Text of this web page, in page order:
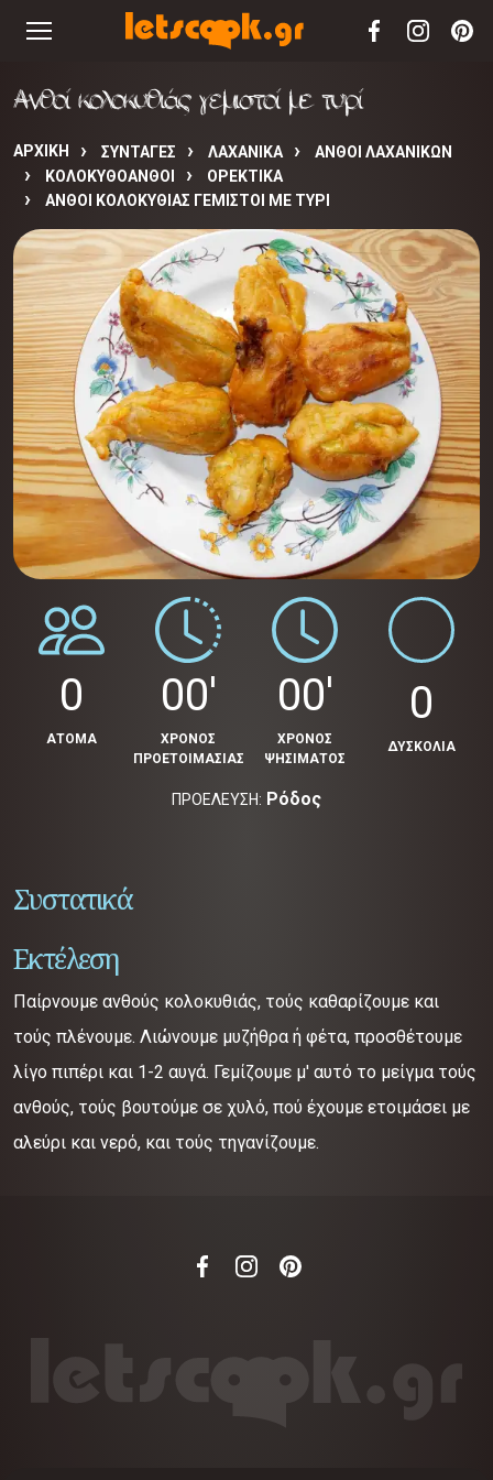
Ανθοί κολοκυθιάς γεμιστοί με τυρί
ΑΡΧΙΚΉ ΣΥΝΤΑΓΈΣ ΛΑΧΑΝΙΚΑ
ΑΝΘΟΙ ΛΑΧΑΝΙΚΩΝ
ΚΟΛΟΚΥΘΟΑΝΘΟΙ
ΟΡΕΚΤΙΚΑ
ΑΝΘΟΊ ΚΟΛΟΚΥΘΙΆΣ ΓΕΜΙΣΤΟΊ ΜΕ ΤΥΡΊ
0
ΑΤΟΜΑ
00'
ΧΡΟΝΟΣ
ΠΡΟΕΤΟΙΜΑΣΙΑΣ
00'
ΧΡΟΝΟΣ
ΨΗΣΙΜΑΤΟΣ
0
ΔΥΣΚΟΛΙΑ
ΠΡΟΕΛΕΥΣΗ: Ρόδος
Συστατικά
Εκτέλεση
Παίρνουμε ανθούς κολοκυθιάς, τούς καθαρίζουμε και
τούς πλένουμε. Λιώνουμε μυζήθρα ή φέτα, προσθέτουμε
λίγο πιπέρι και 1-2 αυγά. Γεμίζουμε μ' αυτό το μείγμα τούς
ανθούς, τούς βουτούμε σε χυλό, πού έχουμε ετοιμάσει με
αλεύρι και νερό, και τούς τηγανίζουμε.